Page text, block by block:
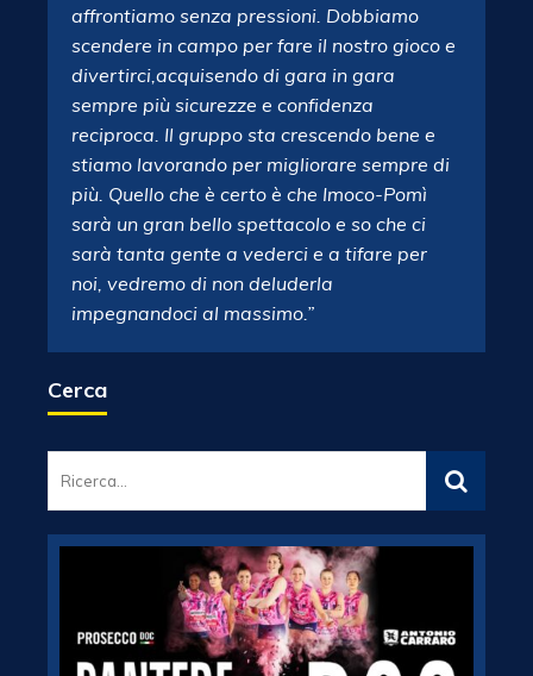
affrontiamo senza pressioni. Dobbiamo
scendere in campo per fare il nostro gioco e
divertirci,acquisendo di gara in gara
sempre più sicurezze e confidenza
reciproca. Il gruppo sta crescendo bene e
stiamo lavorando per migliorare sempre di
più. Quello che è certo è che Imoco-Pomì
sarà un gran bello spettacolo e so che ci
sarà tanta gente a vederci e a tifare per
noi, vedremo di non deluderla
impegnandoci al massimo.”
Cerca